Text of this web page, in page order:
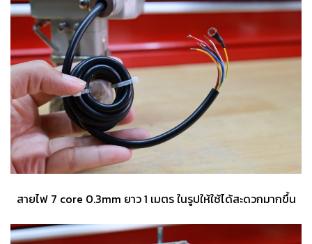
สายไฟ 7 core 0.3mm ยาว 1 เมตร ในรูปให้ใช้ได้สะดวกมากขึ้น